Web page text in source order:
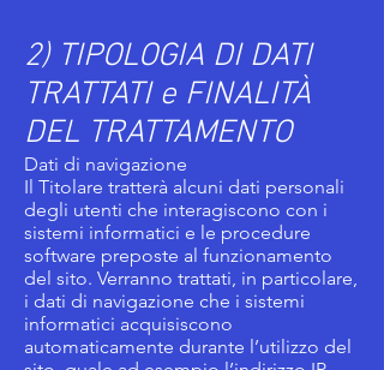
2) TIPOLOGIA DI DATI
TRATTATI e FINALITÀ
DEL TRATTAMENTO
Dati di navigazione
Il Titolare tratterà alcuni dati personali
degli utenti che interagiscono con i
sistemi informatici e le procedure
software preposte al funzionamento
del sito. Verranno trattati, in particolare,
i dati di navigazione che i sistemi
informatici acquisiscono
automaticamente durante l’utilizzo del